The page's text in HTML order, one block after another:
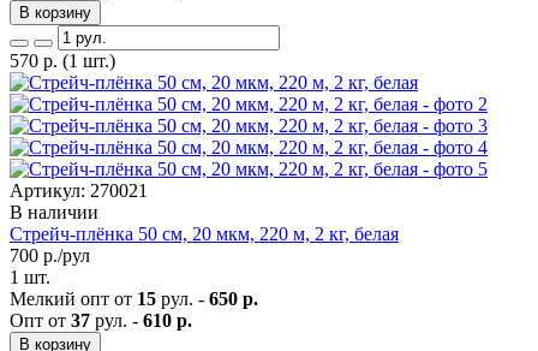
В корзину
570 р. (1 шт.)
Артикул: 270021
В наличии
Стрейч-плёнка 50 см, 20 мкм, 220 м, 2 кг, белая
700 р./рул
1 шт.
Мелкий опт от 15 рул. - 650 р.
Опт от 37 рул. - 610 р.
В корзину